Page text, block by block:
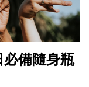
備隨身瓶